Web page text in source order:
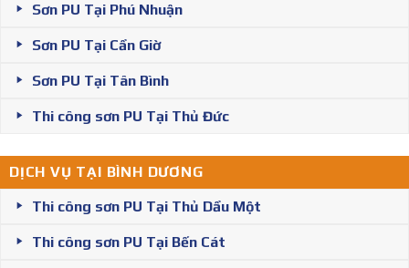
Sơn PU Tại Phú Nhuận
Sơn PU Tại Cần Giờ
Sơn PU Tại Tân Bình
Thi công sơn PU Tại Thủ Đức
DỊCH VỤ TẠI BÌNH DƯƠNG
Thi công sơn PU Tại Thủ Dầu Một
Thi công sơn PU Tại Bến Cát